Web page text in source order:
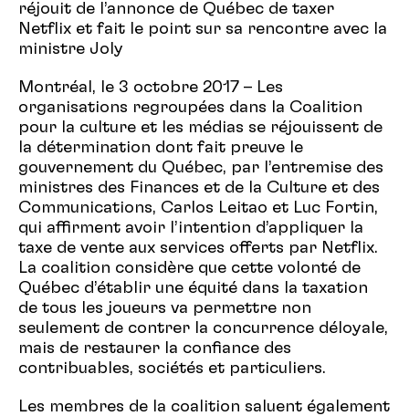
réjouit de l’annonce de Québec de taxer
Netflix et fait le point sur sa rencontre avec la
ministre Joly
Montréal, le 3 octobre 2017 – Les
organisations regroupées dans la Coalition
pour la culture et les médias se réjouissent de
la détermination dont fait preuve le
gouvernement du Québec, par l’entremise des
ministres des Finances et de la Culture et des
Communications, Carlos Leitao et Luc Fortin,
qui affirment avoir l’intention d’appliquer la
taxe de vente aux services offerts par Netflix.
La coalition considère que cette volonté de
Québec d’établir une équité dans la taxation
de tous les joueurs va permettre non
seulement de contrer la concurrence déloyale,
mais de restaurer la confiance des
contribuables, sociétés et particuliers.
Les membres de la coalition saluent également